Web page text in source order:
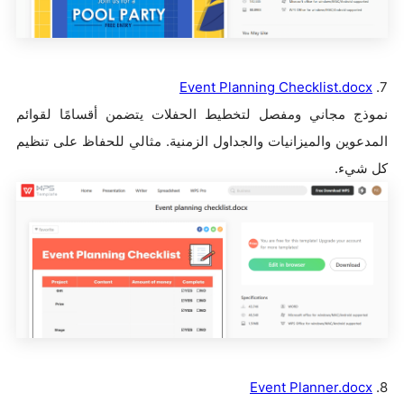
7.
Event Planning Checklist.docx
نموذج مجاني ومفصل لتخطيط الحفلات يتضمن أقسامًا لقوائم
المدعوين والميزانيات والجداول الزمنية. مثالي للحفاظ على تنظيم
كل شيء.
8.
Event Planner.docx